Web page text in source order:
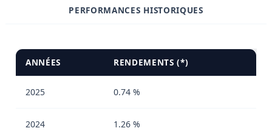
PERFORMANCES HISTORIQUES
ANNÉES RENDEMENTS (*)
2025 0.74 %
2024 1.26 %